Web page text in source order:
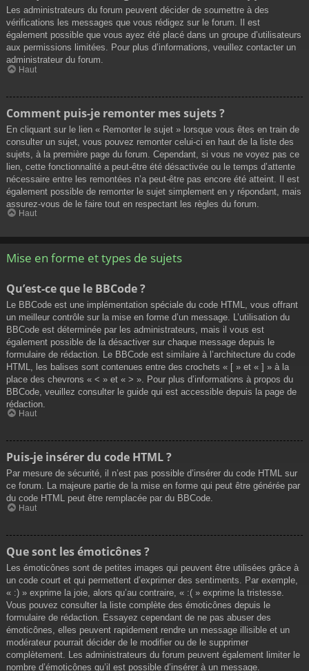
Les administrateurs du forum peuvent décider de soumettre à des
vérifications les messages que vous rédigez sur le forum. Il est
également possible que vous ayez été placé dans un groupe d’utilisateurs
aux permissions limitées. Pour plus d’informations, veuillez contacter un
administrateur du forum.
Haut
Comment puis-je remonter mes sujets ?
En cliquant sur le lien « Remonter le sujet » lorsque vous êtes en train de
consulter un sujet, vous pouvez remonter celui-ci en haut de la liste des
sujets, à la première page du forum. Cependant, si vous ne voyez pas ce
lien, cette fonctionnalité a peut-être été désactivée ou le temps d’attente
nécessaire entre les remontées n’a peut-être pas encore été atteint. Il est
également possible de remonter le sujet simplement en y répondant, mais
assurez-vous de le faire tout en respectant les règles du forum.
Haut
Mise en forme et types de sujets
Qu’est-ce que le BBCode ?
Le BBCode est une implémentation spéciale du code HTML, vous offrant
un meilleur contrôle sur la mise en forme d’un message. L’utilisation du
BBCode est déterminée par les administrateurs, mais il vous est
également possible de la désactiver sur chaque message depuis le
formulaire de rédaction. Le BBCode est similaire à l’architecture du code
HTML, les balises sont contenues entre des crochets « [ » et « ] » à la
place des chevrons « < » et « > ». Pour plus d’informations à propos du
BBCode, veuillez consulter le guide qui est accessible depuis la page de
rédaction.
Haut
Puis-je insérer du code HTML ?
Par mesure de sécurité, il n’est pas possible d’insérer du code HTML sur
ce forum. La majeure partie de la mise en forme qui peut être générée par
du code HTML peut être remplacée par du BBCode.
Haut
Que sont les émoticônes ?
Les émoticônes sont de petites images qui peuvent être utilisées grâce à
un code court et qui permettent d’exprimer des sentiments. Par exemple,
« :) » exprime la joie, alors qu’au contraire, « :( » exprime la tristesse.
Vous pouvez consulter la liste complète des émoticônes depuis le
formulaire de rédaction. Essayez cependant de ne pas abuser des
émoticônes, elles peuvent rapidement rendre un message illisible et un
modérateur pourrait décider de le modifier ou de le supprimer
complètement. Les administrateurs du forum peuvent également limiter le
nombre d’émoticônes qu’il est possible d’insérer à un message.